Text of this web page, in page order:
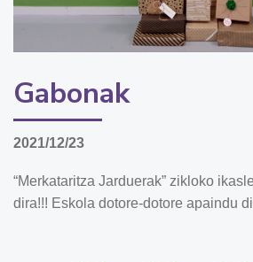
Gabonak
2021/12/23
“Merkataritza Jarduerak” zikloko
dira!!! Eskola dotore-dotore apaindu